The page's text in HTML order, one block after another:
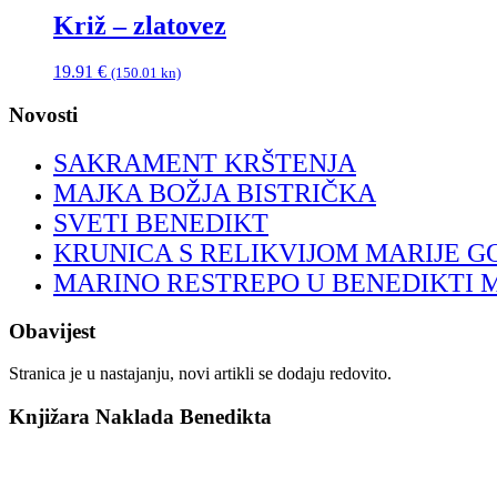
Križ – zlatovez
19.91 € (150.01 kn)
Novosti
SAKRAMENT KRŠTENJA
MAJKA BOŽJA BISTRIČKA
SVETI BENEDIKT
KRUNICA S RELIKVIJOM MARIJE
MARINO RESTREPO U BENEDIKTI
Obavijest
Stranica je u nastajanju, novi artikli se dodaju redovito.
Knjižara Naklada Benedikta